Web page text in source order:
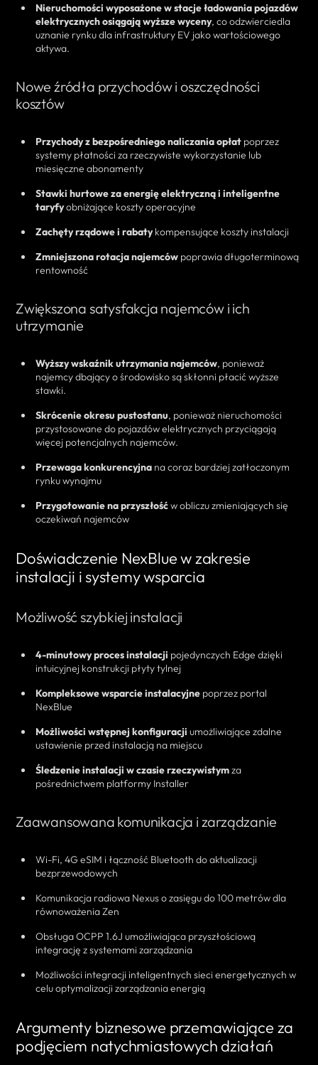
Nieruchomości wyposażone w stacje ładowania pojazdów
elektrycznych osiągają wyższe wyceny, co odzwierciedla
uznanie rynku dla infrastruktury EV jako wartościowego
aktywa.
Nowe źródła przychodów i oszczędności
kosztów
Przychody z bezpośredniego naliczania opłat poprzez
systemy płatności za rzeczywiste wykorzystanie lub
miesięczne abonamenty
Stawki hurtowe za energię elektryczną i inteligentne
taryfyobniżające koszty operacyjne
Zachęty rządowe i rabatykompensujące koszty instalacji
Zmniejszona rotacja najemców poprawia długoterminową
rentowność
Zwiększona satysfakcja najemców i ich
utrzymanie
Wyższy wskaźnik utrzymania najemców, ponieważ
najemcy dbający o środowisko są skłonni płacić wyższe
stawki.
Skrócenie okresu pustostanu, ponieważ nieruchomości
przystosowane do pojazdów elektrycznych przyciągają
więcej potencjalnych najemców.
Przewaga konkurencyjna na coraz bardziej zatłoczonym
rynku wynajmu
Przygotowanie na przyszłośćw obliczu zmieniających się
oczekiwań najemców
Doświadczenie NexBlue w zakresie
instalacji i systemy wsparcia
Możliwość szybkiej instalacji
4-minutowy proces instalacji pojedynczych Edge dzięki
intuicyjnej konstrukcji płyty tylnej
Kompleksowe wsparcie instalacyjne poprzez portal
NexBlue
Możliwości wstępnej konfiguracji umożliwiające zdalne
ustawienie przed instalacją na miejscu
Śledzenie instalacji w czasie rzeczywistymza
pośrednictwem platformy Installer
Zaawansowana komunikacja i zarządzanie
Wi-Fi, 4G eSIM i łączność Bluetooth do aktualizacji
bezprzewodowych
Komunikacja radiowa Nexus o zasięgu do 100 metrów dla
równoważenia Zen
Obsługa OCPP 1.6J umożliwiająca przyszłościową
integrację z systemami zarządzania
Możliwości integracji inteligentnych sieci energetycznych w
celu optymalizacji zarządzania energią
Argumenty biznesowe przemawiające za
podjęciem natychmiastowych działań